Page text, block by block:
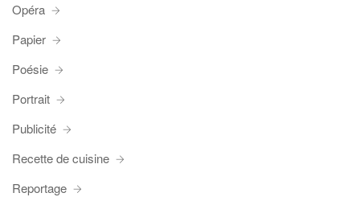
Opéra
Papier
Poésie
Portrait
Publicité
Recette de cuisine
Reportage